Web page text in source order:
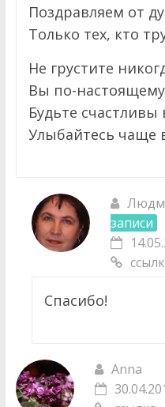
Поздравляем от
Только тех, кто
Не грустите
Вы по-
Будьте счастливы
Улыбайтесь чаще
записи
Спасибо!
Anna